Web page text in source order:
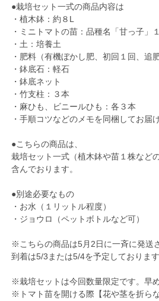
●栽培セット一式の商品内容は
・植木鉢：約８L
・ミニトマトの苗：品種名「甘っ子」
・土：培養土
・肥料（有機ぼかし肥、初回１回、追
・鉢底石：軽石
・鉢底ネット
・竹支柱：３本
・麻ひも、ビニールひも：各３本
・手順コツなどのメモを同梱してお届
●こちらの商品は、
栽培セット一式（植木鉢や苗１株など
含んでおります。
●別途必要なもの
・お水（１リットル程度）
・ジョウロ（ペットボトルなど可）
※こちらの商品は5月2日に一斉に発送
到着は5/3または5/4を予定しております
※栽培セットは今回数量限定です。早
※トマト苗を開ける際【花や茎を折ら